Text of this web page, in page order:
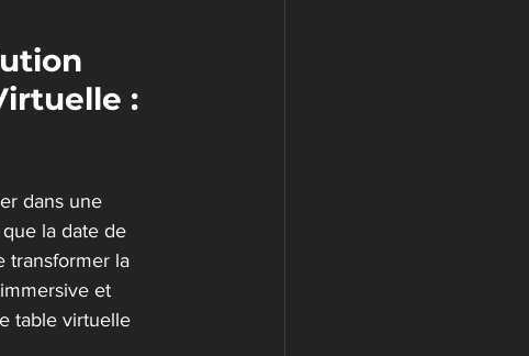
:
dans une
la date de
transformer la
et
table virtuelle